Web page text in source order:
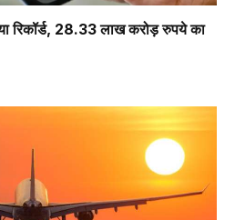
रिकॉर्ड, 28.33 लाख करोड़ रुपये का